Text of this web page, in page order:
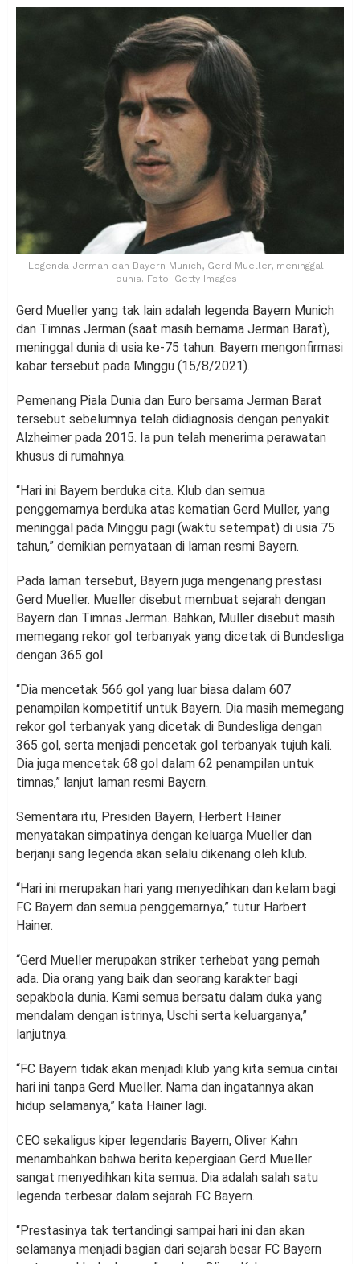
Legenda Jerman dan Bayern Munich, Gerd Mueller, meninggal
dunia. Foto: Getty Images
Gerd Mueller yang tak lain adalah legenda Bayern Munich
dan Timnas Jerman (saat masih bernama Jerman Barat),
meninggal dunia di usia ke-75 tahun. Bayern mengonfirmasi
kabar tersebut pada Minggu (15/8/2021).
Pemenang Piala Dunia dan Euro bersama Jerman Barat
tersebut sebelumnya telah didiagnosis dengan penyakit
Alzheimer pada 2015. Ia pun telah menerima perawatan
khusus di rumahnya.
“Hari ini Bayern berduka cita. Klub dan semua
penggemarnya berduka atas kematian Gerd Muller, yang
meninggal pada Minggu pagi (waktu setempat) di usia 75
tahun,” demikian pernyataan di laman resmi Bayern.
Pada laman tersebut, Bayern juga mengenang prestasi
Gerd Mueller. Mueller disebut membuat sejarah dengan
Bayern dan Timnas Jerman. Bahkan, Muller disebut masih
memegang rekor gol terbanyak yang dicetak di Bundesliga
dengan 365 gol.
“Dia mencetak 566 gol yang luar biasa dalam 607
penampilan kompetitif untuk Bayern. Dia masih memegang
rekor gol terbanyak yang dicetak di Bundesliga dengan
365 gol, serta menjadi pencetak gol terbanyak tujuh kali.
Dia juga mencetak 68 gol dalam 62 penampilan untuk
timnas,” lanjut laman resmi Bayern.
Sementara itu, Presiden Bayern, Herbert Hainer
menyatakan simpatinya dengan keluarga Mueller dan
berjanji sang legenda akan selalu dikenang oleh klub.
“Hari ini merupakan hari yang menyedihkan dan kelam bagi
FC Bayern dan semua penggemarnya,” tutur Harbert
Hainer.
“Gerd Mueller merupakan striker terhebat yang pernah
ada. Dia orang yang baik dan seorang karakter bagi
sepakbola dunia. Kami semua bersatu dalam duka yang
mendalam dengan istrinya, Uschi serta keluarganya,”
lanjutnya.
“FC Bayern tidak akan menjadi klub yang kita semua cintai
hari ini tanpa Gerd Mueller. Nama dan ingatannya akan
hidup selamanya,” kata Hainer lagi.
CEO sekaligus kiper legendaris Bayern, Oliver Kahn
menambahkan bahwa berita kepergiaan Gerd Mueller
sangat menyedihkan kita semua. Dia adalah salah satu
legenda terbesar dalam sejarah FC Bayern.
“Prestasinya tak tertandingi sampai hari ini dan akan
selamanya menjadi bagian dari sejarah besar FC Bayern